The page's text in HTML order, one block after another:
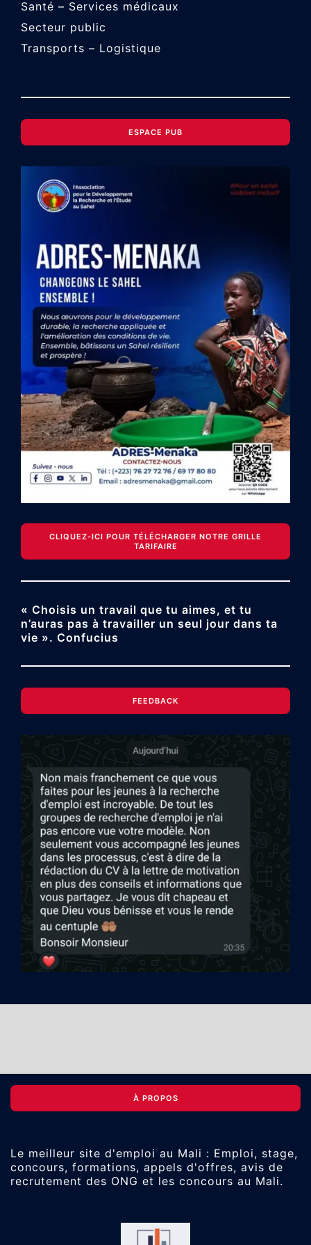
Santé – Services médicaux
Secteur public
Transports – Logistique
ESPACE PUB
CLIQUEZ-ICI POUR TÉLÉCHARGER NOTRE GRILLE
TARIFAIRE
« Choisis un travail que tu aimes, et tu
n’auras pas à travailler un seul jour dans ta
vie ». Confucius
FEEDBACK
À PROPOS
Le meilleur site d'emploi au Mali : Emploi, stage,
concours, formations, appels d'offres, avis de
recrutement des ONG et les concours au Mali.